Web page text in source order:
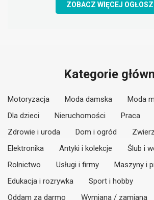
ZOBACZ WIĘCEJ
Kategorie
Motoryzacja Moda damska
Moda
Dla dzieci
Nieruchomości
Praca
Zdrowie i uroda
Dom i ogród
Elektronika
Antyki i kolekcje
Ślub i
Rolnictwo
Usługi i firmy
Maszyny i
Edukacja i rozrywka
Sport i hobby
Oddam za darmo
Wymiana / zamiana